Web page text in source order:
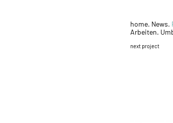
home. News.
Arbeiten.
next project